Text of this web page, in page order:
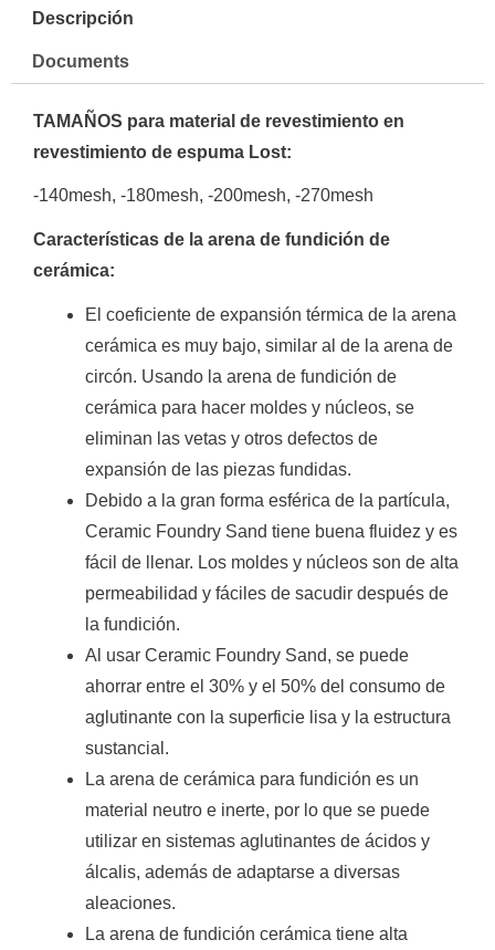
Descripción
Documents
TAMAÑOS para material de revestimiento en
revestimiento de espuma Lost:
-140mesh, -180mesh, -200mesh, -270mesh
Características de la arena de fundición de
cerámica:
El coeficiente de expansión térmica de la arena
cerámica es muy bajo, similar al de la arena de
circón. Usando la arena de fundición de
cerámica para hacer moldes y núcleos, se
eliminan las vetas y otros defectos de
expansión de las piezas fundidas.
Debido a la gran forma esférica de la partícula,
Ceramic Foundry Sand tiene buena fluidez y es
fácil de llenar. Los moldes y núcleos son de alta
permeabilidad y fáciles de sacudir después de
la fundición.
Al usar Ceramic Foundry Sand, se puede
ahorrar entre el 30% y el 50% del consumo de
aglutinante con la superficie lisa y la estructura
sustancial.
La arena de cerámica para fundición es un
material neutro e inerte, por lo que se puede
utilizar en sistemas aglutinantes de ácidos y
álcalis, además de adaptarse a diversas
aleaciones.
La arena de fundición cerámica tiene alta